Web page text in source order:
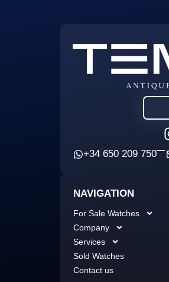
+34 650 209 750
NAVIGATION
For Sale Watches
Company
Services
Sold Watches
Contact us